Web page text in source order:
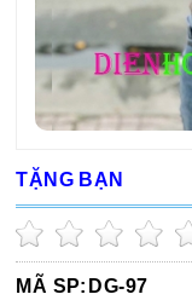
TẶNG BẠN
MÃ SP: DG-97